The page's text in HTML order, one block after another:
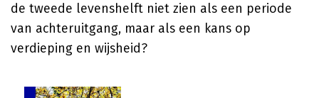
de tweede levenshelft niet zien als een periode
van achteruitgang, maar als een kans op
verdieping en wijsheid?